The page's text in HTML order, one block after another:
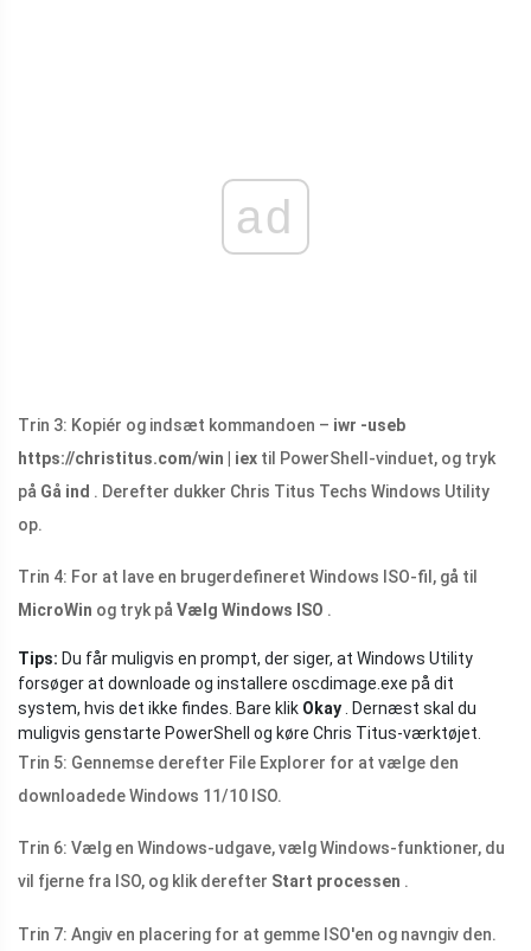
ad
Trin 3: Kopiér og indsæt kommandoen – iwr -useb
https://christitus.com/win | iex til PowerShell-vinduet, og tryk
på Gå ind . Derefter dukker Chris Titus Techs Windows Utility
op.
Trin 4: For at lave en brugerdefineret Windows ISO-fil, gå til
MicroWin og tryk på Vælg Windows ISO .
Tips: Du får muligvis en prompt, der siger, at Windows Utility
forsøger at downloade og installere oscdimage.exe på dit
system, hvis det ikke findes. Bare klik Okay. Dernæst skal du
muligvis genstarte PowerShell og køre Chris Titus-værktøjet.
Trin 5: Gennemse derefter File Explorer for at vælge den
downloadede Windows 11/10 ISO.
Trin 6: Vælg en Windows-udgave, vælg Windows-funktioner, du
vil fjerne fra ISO, og klik derefter Start processen .
Trin 7: Angiv en placering for at gemme ISO'en og navngiv den.